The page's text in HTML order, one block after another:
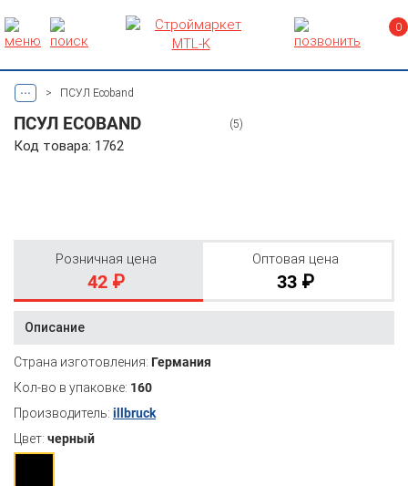
0
... > ПСУЛ Ecoband
ПСУЛ ECOBAND (5)
Код товара: 1762
Розничная цена
42 ₽
Оптовая цена
33 ₽
Описание
Страна изготовления: Германия
Кол-во в упаковке: 160
Производитель: illbruck
Цвет: черный